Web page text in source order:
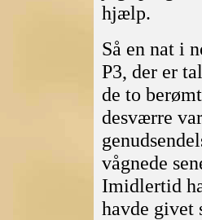
hjælp.
Så en nat i
P3, der er
de to
desværre
vågnede
Imidlertid
havde